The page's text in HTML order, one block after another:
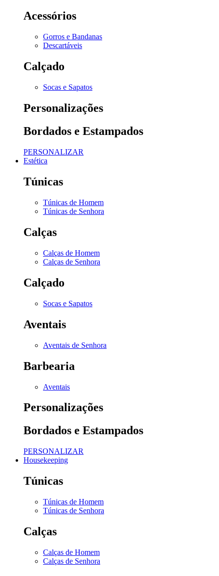
Acessórios
Gorros e Bandanas
Descartáveis
Calçado
Socas e Sapatos
Personalizações
Bordados e Estampados
PERSONALIZAR
Estética
Túnicas
Túnicas de Homem
Túnicas de Senhora
Calças
Calças de Homem
Calças de Senhora
Calçado
Socas e Sapatos
Aventais
Aventais de Senhora
Barbearia
Aventais
Personalizações
Bordados e Estampados
PERSONALIZAR
Housekeeping
Túnicas
Túnicas de Homem
Túnicas de Senhora
Calças
Calças de Homem
Calças de Senhora